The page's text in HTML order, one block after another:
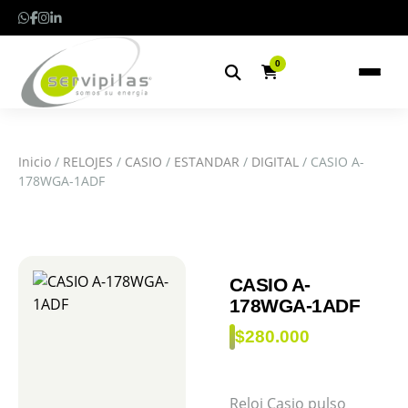
0
Inicio / RELOJES / CASIO / ESTANDAR / DIGITAL / CASIO A-
178WGA-1ADF
CASIO A-
178WGA-1ADF
$280.000
Reloj Casio pulso